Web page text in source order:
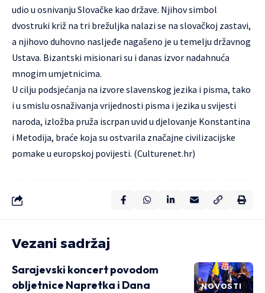
udio u osnivanju Slovačke kao države. Njihov simbol
dvostruki križ na tri brežuljka nalazi se na slovačkoj zastavi,
a njihovo duhovno nasljeđe nagašeno je u temelju državnog
Ustava. Bizantski misionari su i danas izvor nadahnuća
mnogim umjetnicima.
U cilju podsjećanja na izvore slavenskog jezika i pisma, tako
i u smislu osnaživanja vrijednosti pisma i jezika u svijesti
naroda, izložba pruža iscrpan uvid u djelovanje Konstantina
i Metodija, braće koja su ostvarila značajne civilizacijske
pomake u europskoj povijesti. (Culturenet.hr)
Vezani sadržaj
NOVOSTI
Sarajevski koncert povodom
obljetnice Napretka i Dana